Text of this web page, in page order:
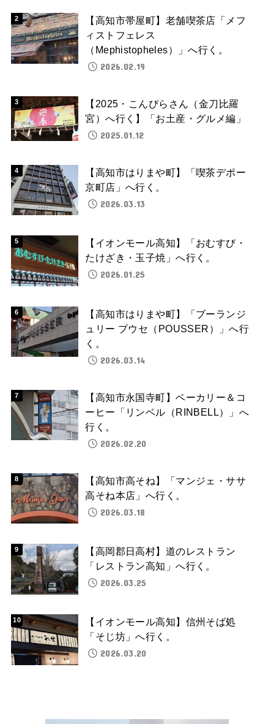
【高知市帯屋町】老舗喫茶店「メフ
ィストフェレス
（Mephistopheles）」へ行く。
2026.02.19
【2025・こんぴらさん（金刀比羅
宮）へ行く】「お土産・グルメ編」
2025.01.12
【高知市はりまや町】「喫茶デポー
京町店」へ行く。
2026.03.13
【イオンモール高知】「おむすび・
たけざき・玉子焼」へ行く。
2026.01.25
【高知市はりまや町】「ブーランジ
ュリー プウセ（POUSSER）」へ行
く。
2026.03.14
【高知市永国寺町】ベーカリー＆コ
ーヒー「リンベル（RINBELL）」へ
行く。
2026.02.20
【高知市高そね】「マンジェ・ササ
高そね本店」へ行く。
2026.03.18
【高岡郡日高村】道のレストラン
「レストラン高知」へ行く。
2026.03.25
【イオンモール高知】信州そば処
「そじ坊」へ行く。
2026.03.20